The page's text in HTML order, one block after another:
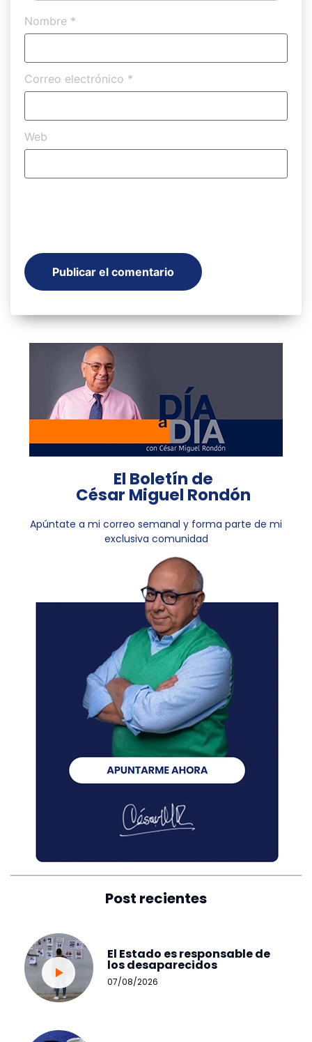
Nombre *
Correo electrónico *
Web
El Boletín de
César Miguel Rondón
Apúntate a mi correo semanal y forma parte de mi
exclusiva comunidad
Post recientes
El Estado es responsable de
los desaparecidos
07/08/2026